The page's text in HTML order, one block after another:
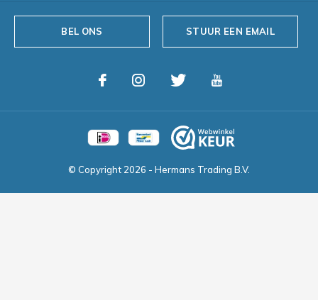
BEL ONS STUUR EEN EMAIL
© Copyright 2026 - Hermans Trading B.V.